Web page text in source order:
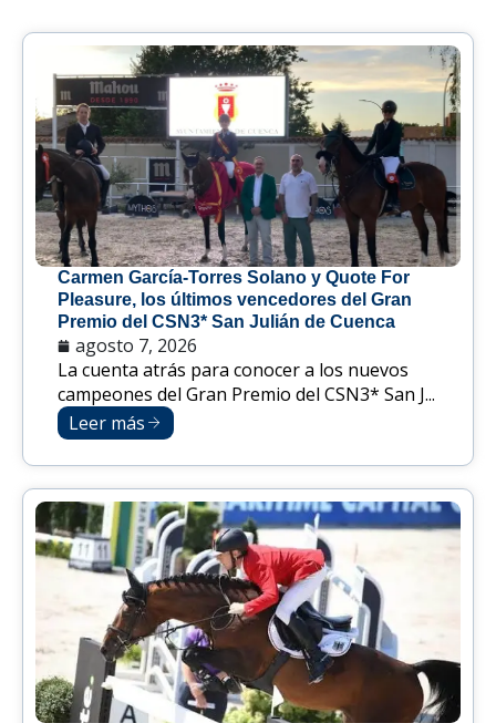
Carmen García-Torres Solano y Quote For
Pleasure, los últimos vencedores del Gran
Premio del CSN3* San Julián de Cuenca
agosto 7, 2026
La cuenta atrás para conocer a los nuevos
campeones del Gran Premio del CSN3* San J...
Leer más